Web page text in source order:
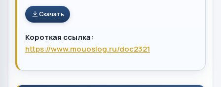
Скачать
Короткая ссылка:
https://www.mouoslog.ru/doc2321